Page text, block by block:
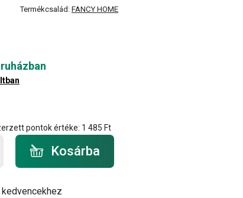
Termékcsalád: FANCY HOME
pontok értéke: 1 485 Ft
Kosárba